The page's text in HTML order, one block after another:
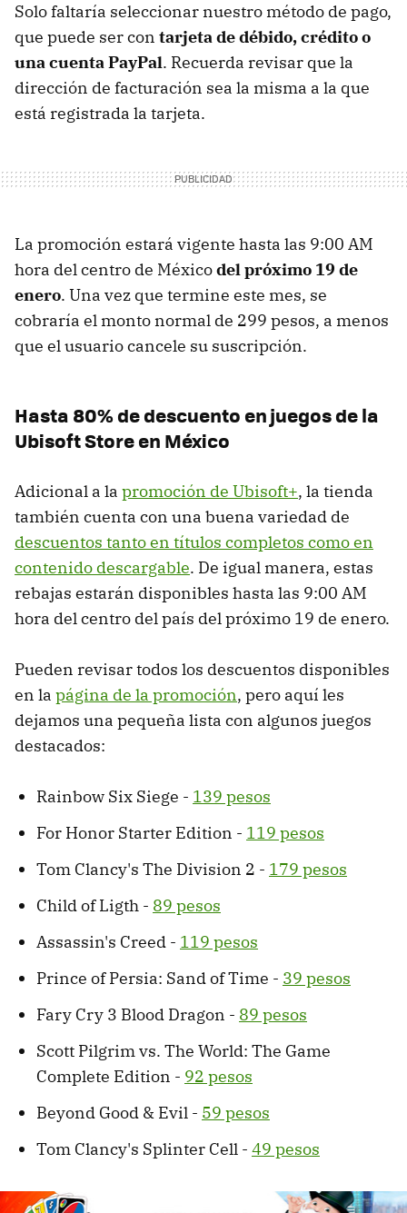
Solo faltaría seleccionar nuestro método de pago,
que puede ser con tarjeta de débido, crédito o
una cuenta PayPal. Recuerda revisar que la
dirección de facturación sea la misma a la que
está registrada la tarjeta.
La promoción estará vigente hasta las 9:00 AM
hora del centro de Méxicodel próximo 19 de
enero. Una vez que termine este mes, se
cobraría el monto normal de 299 pesos, a menos
que el usuario cancele su suscripción.
Hasta 80% de descuento en juegos de la
Ubisoft Store en México
Adicional a la promoción de Ubisoft+, la tienda
también cuenta con una buena variedad de
descuentos tanto en títulos completos como en
contenido descargable. De igual manera, estas
rebajas estarán disponibles hasta las 9:00 AM
hora del centro del país del próximo 19 de enero.
Pueden revisar todos los descuentos disponibles
en la página de la promoción, pero aquí les
dejamos una pequeña lista con algunos juegos
destacados:
Rainbow Six Siege - 139 pesos
For Honor Starter Edition - 119 pesos
Tom Clancy's The Division 2 - 179 pesos
Child of Ligth - 89 pesos
Assassin's Creed - 119 pesos
Prince of Persia: Sand of Time - 39 pesos
Fary Cry 3 Blood Dragon - 89 pesos
Scott Pilgrim vs. The World: The Game
Complete Edition - 92 pesos
Beyond Good & Evil - 59 pesos
Tom Clancy's Splinter Cell - 49 pesos